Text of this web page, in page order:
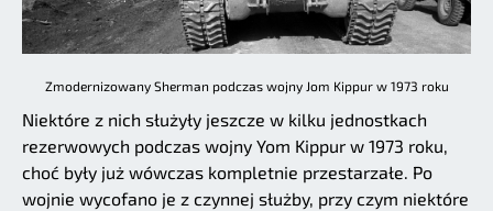
Zmodernizowany Sherman podczas wojny Jom Kippur w 1973 roku
Niektóre z nich służyły jeszcze w kilku jednostkach
rezerwowych podczas wojny Yom Kippur w 1973 roku,
choć były już wówczas kompletnie przestarzałe. Po
wojnie wycofano je z czynnej służby, przy czym niektóre